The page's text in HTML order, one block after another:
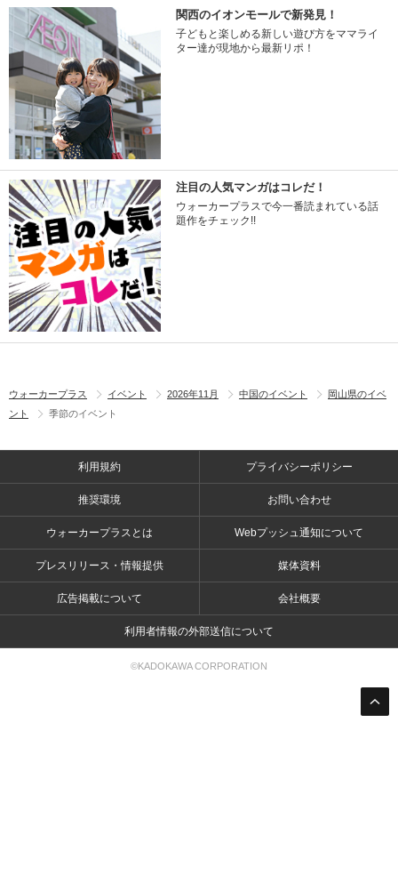
関西のイオンモールで新発見！
子どもと楽しめる新しい遊び方をママライ
ター達が現地から最新リポ！
注目の人気マンガはコレだ！
ウォーカープラスで今一番読まれている話
題作をチェック!!
ウォーカープラス イベント 2026年11月 中国のイベント
岡山県のイベ
ント
季節のイベント
利用規約 プライバシーポリシー
推奨環境 お問い合わせ
ウォーカープラスとは Webプッシュ通知について
プレスリリース・情報提供 媒体資料
広告掲載について 会社概要
利用者情報の外部送信について
©KADOKAWA CORPORATION